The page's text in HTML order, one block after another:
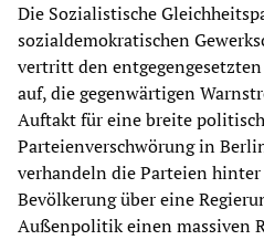
Die Sozialistische
sozialdemokratischen
vertritt den
auf, die gegenwärtigen
Auftakt für eine breite
Parteienverschwörung in
verhandeln die Parteien hinter
Bevölkerung über eine
Außenpolitik einen massiven